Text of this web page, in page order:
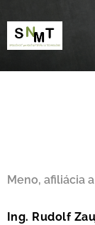
Meno, afiliácia
Ing. Rudolf